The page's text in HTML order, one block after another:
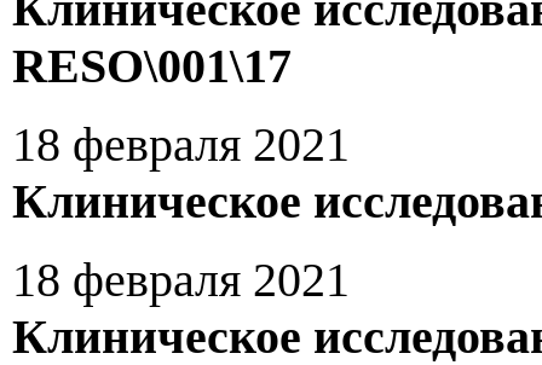
RESO\001\17
18 февраля 2021
Клиническое
18 февраля 2021
Клиническое